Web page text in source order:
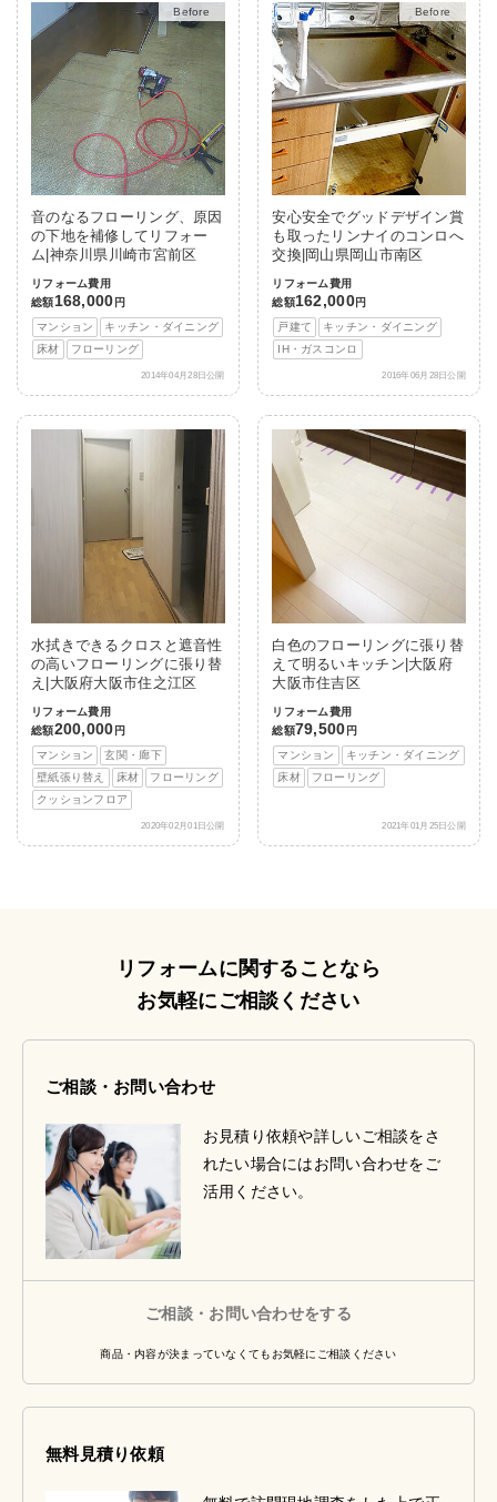
After
音のなるフローリング、原因
の下地を補修してリフォー
ム|神奈川県川崎市宮前区
リフォーム費用
総額168,000 円
マンション
キッチン・ダイニング
床材
フローリング
2014年04月28日公開
After
安心安全でグッドデザイン賞
も取ったリンナイのコンロへ
交換|岡山県岡山市南区
リフォーム費用
総額162,000円
戸建て
キッチン・ダイニング
IH・ガスコンロ
2016年06月28日公開
水拭きできるクロスと遮音性
の高いフローリングに張り替
え|大阪府大阪市住之江区
リフォーム費用
総額200,000 円
マンション
玄関・廊下
壁紙張り替え
床材
フローリング
クッションフロア
2020年02月01日公開
白色のフローリングに張り替
えて明るいキッチン|大阪府
大阪市住吉区
リフォーム費用
総額79,500 円
マンション
キッチン・ダイニング
床材
フローリング
2021年01月25日公開
リフォームに関することなら
お気軽にご相談ください
ご相談・お問い合わせ
お見積り依頼や詳しいご相談をさ
れたい場合にはお問い合わせをご
活用ください。
ご相談・お問い合わせをする
商品・内容が決まっていなくてもお気軽にご相談ください
無料見積り依頼